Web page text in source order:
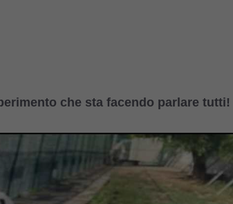
che sta facendo parlare tutti!